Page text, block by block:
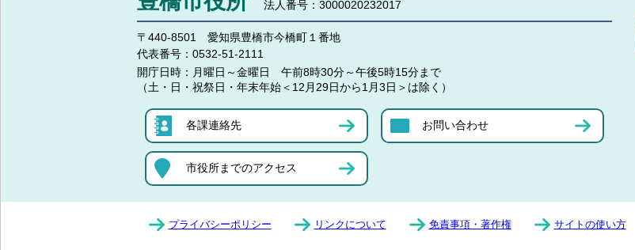
法人番号：3000020232017
〒440-8501 愛知県豊橋市今橋町１番地
代表番号： 0532-51-2111
開庁日時： 月曜日～金曜日 午前8時30分～午後5時15分まで
（土・日・祝祭日・年末年始＜12月29日から1月3日＞は除く）
各課連絡先 お問い合わせ
市役所までのアクセス
プライバシーポリシー リンクについて 免責事項・著作権 サイトの使い方